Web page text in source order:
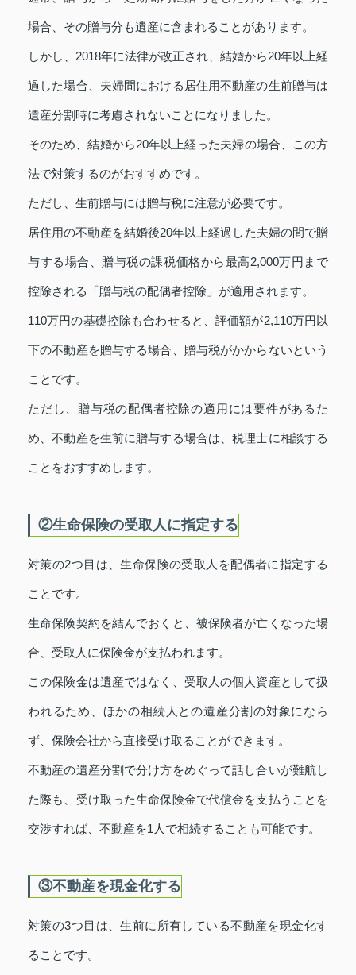
場合、その贈与分も遺産に含まれることがあります。
しかし、2018年に法律が改正され、結婚から20年以上経
過した場合、夫婦間における居住用不動産の生前贈与は
遺産分割時に考慮されないことになりました。
そのため、結婚から20年以上経った夫婦の場合、この方
法で対策するのがおすすめです。
ただし、生前贈与には贈与税に注意が必要です。
居住用の不動産を結婚後20年以上経過した夫婦の間で贈
与する場合、贈与税の課税価格から最高2,000万円まで
控除される「贈与税の配偶者控除」が適用されます。
110万円の基礎控除も合わせると、評価額が2,110万円以
下の不動産を贈与する場合、贈与税がかからないという
ことです。
ただし、贈与税の配偶者控除の適用には要件があるた
め、不動産を生前に贈与する場合は、税理士に相談する
ことをおすすめします。
②生命保険の受取人に指定する
対策の2つ目は、生命保険の受取人を配偶者に指定する
ことです。
生命保険契約を結んでおくと、被保険者が亡くなった場
合、受取人に保険金が支払われます。
この保険金は遺産ではなく、受取人の個人資産として扱
われるため、ほかの相続人との遺産分割の対象になら
ず、保険会社から直接受け取ることができます。
不動産の遺産分割で分け方をめぐって話し合いが難航し
た際も、受け取った生命保険金で代償金を支払うことを
交渉すれば、不動産を1人で相続することも可能です。
③不動産を現金化する
対策の3つ目は、生前に所有している不動産を現金化す
ることです。